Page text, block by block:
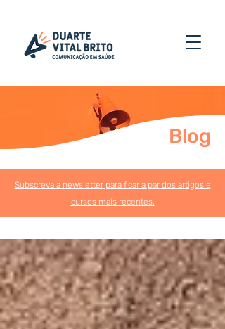
Blog
Subscreva a newsletter para ficar a par dos artigos e
cursos mais recentes.